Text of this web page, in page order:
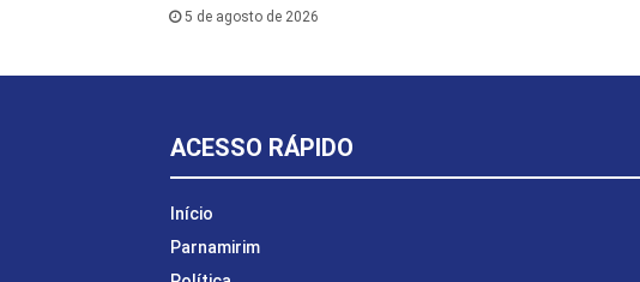
5 de agosto de 2026
ACESSO RÁPIDO
Início
Parnamirim